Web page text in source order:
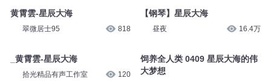
黄霄雲-星辰大海
翠微居士95 818
_黄霄雲-星辰大海
拾光精品有声工作室 120
【钢琴】星辰大海
昼夜 16.4万
饲养全人类 0409 星辰大海的伟
大梦想